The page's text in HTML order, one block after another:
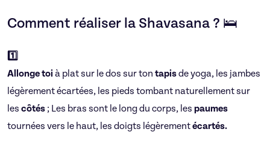
Comment réaliser la Shavasana ? 🛌
1️⃣
Allonge toià plat sur le dos sur ton tapisde yoga, les jambes
légèrement écartées, les pieds tombant naturellement sur
les côtés ; Les bras sont le long du corps, les paumes
tournées vers le haut, les doigts légèrementécartés.